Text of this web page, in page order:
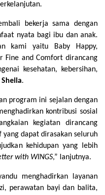
bekerja sama dengan
nyata bagi ibu dan anak.
kami yaitu Baby Happy,
Fine and Comfort dirancang
kesehatan, kebersihan,
Sheila.
program ini sejalan dengan
kontribusi sosial
kegiatan dirancang
dapat dirasakan seluruh
kehidupan yang lebih
with WINGS,” lanjutnya.
menghadirkan layanan
perawatan bayi dan balita,